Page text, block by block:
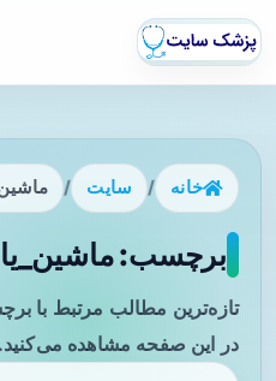
خانه / سایت /
برچسب:
تازه‌ترین مطالب مرتبط با
در این صفحه مشاهده می‌کنید.